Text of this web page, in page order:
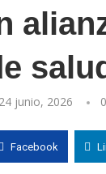
24 junio, 2026
Facebook